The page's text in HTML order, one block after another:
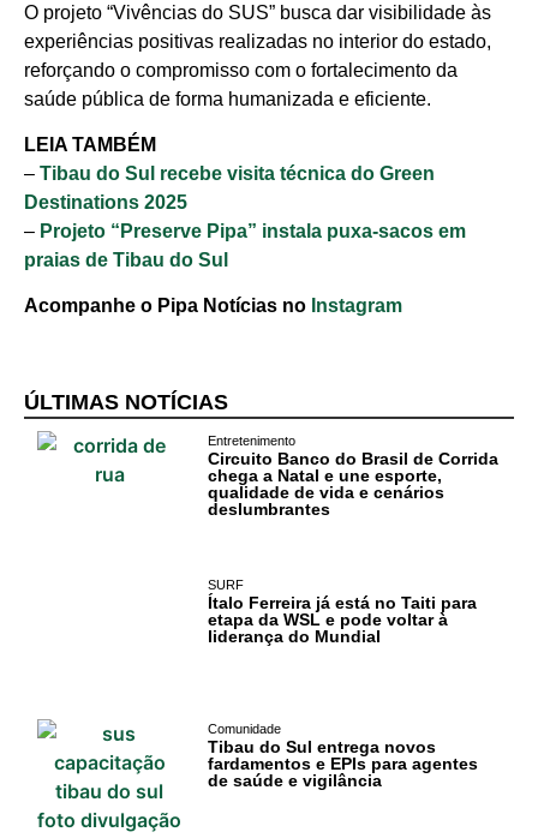
Acontece no
RN
Comércio e
O projeto “Vivências do SUS” busca dar visibilidade às
experiências positivas realizadas no interior do estado,
reforçando o compromisso com o fortalecimento da
saúde pública de forma humanizada e eficiente.
LEIA TAMBÉM
– Tibau do Sul recebe visita técnica do Green
Destinations 2025
– Projeto “Preserve Pipa” instala puxa-sacos em
praias de Tibau do Sul
Acompanhe o Pipa Notícias no Instagram
ÚLTIMAS NOTÍCIAS
Entretenimento
Circuito Banco do Brasil de Corrida
chega a Natal e une esporte,
qualidade de vida e cenários
deslumbrantes
SURF
Ítalo Ferreira já está no Taiti para
etapa da WSL e pode voltar à
liderança do Mundial
Comunidade
Tibau do Sul entrega novos
fardamentos e EPIs para agentes
de saúde e vigilância